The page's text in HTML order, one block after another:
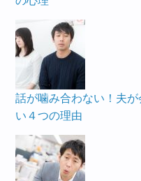
話が噛み合わない！夫
い４つの理由